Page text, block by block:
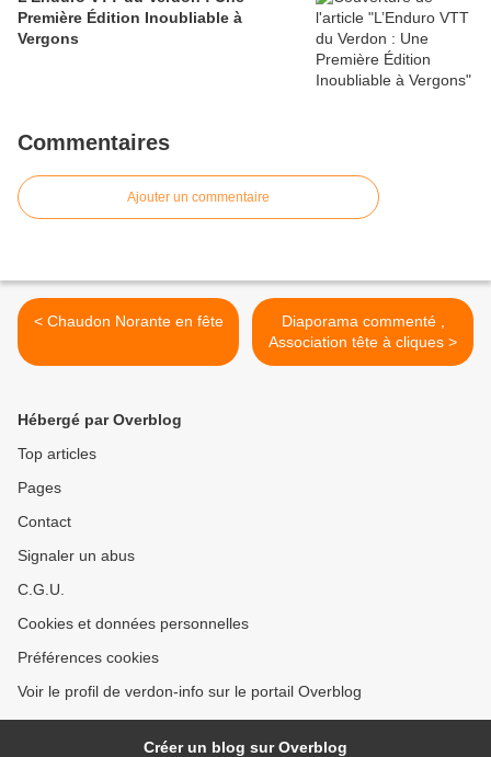
Première Édition Inoubliable à
Vergons
Commentaires
Ajouter un commentaire
< Chaudon Norante en fête
Diaporama commenté ,
Association tête à cliques >
Hébergé par Overblog
Top articles
Pages
Contact
Signaler un abus
C.G.U.
Cookies et données personnelles
Préférences cookies
Voir le profil de verdon-info sur le portail Overblog
Créer un blog sur Overblog